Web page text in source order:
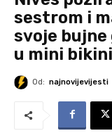
sestrom i
svoje
u mini bikini
Od: najnovijevijesti